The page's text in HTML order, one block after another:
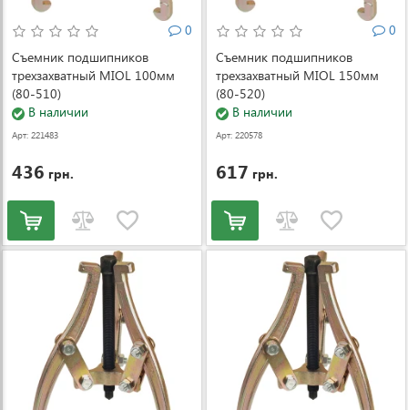
0
Съемник подшипников
трехзахватный MIOL 100мм
(80-510)
В наличии
Арт: 221483
436 грн.
0
Съемник подшипников
трехзахватный MIOL 150мм
(80-520)
В наличии
Арт: 220578
617 грн.